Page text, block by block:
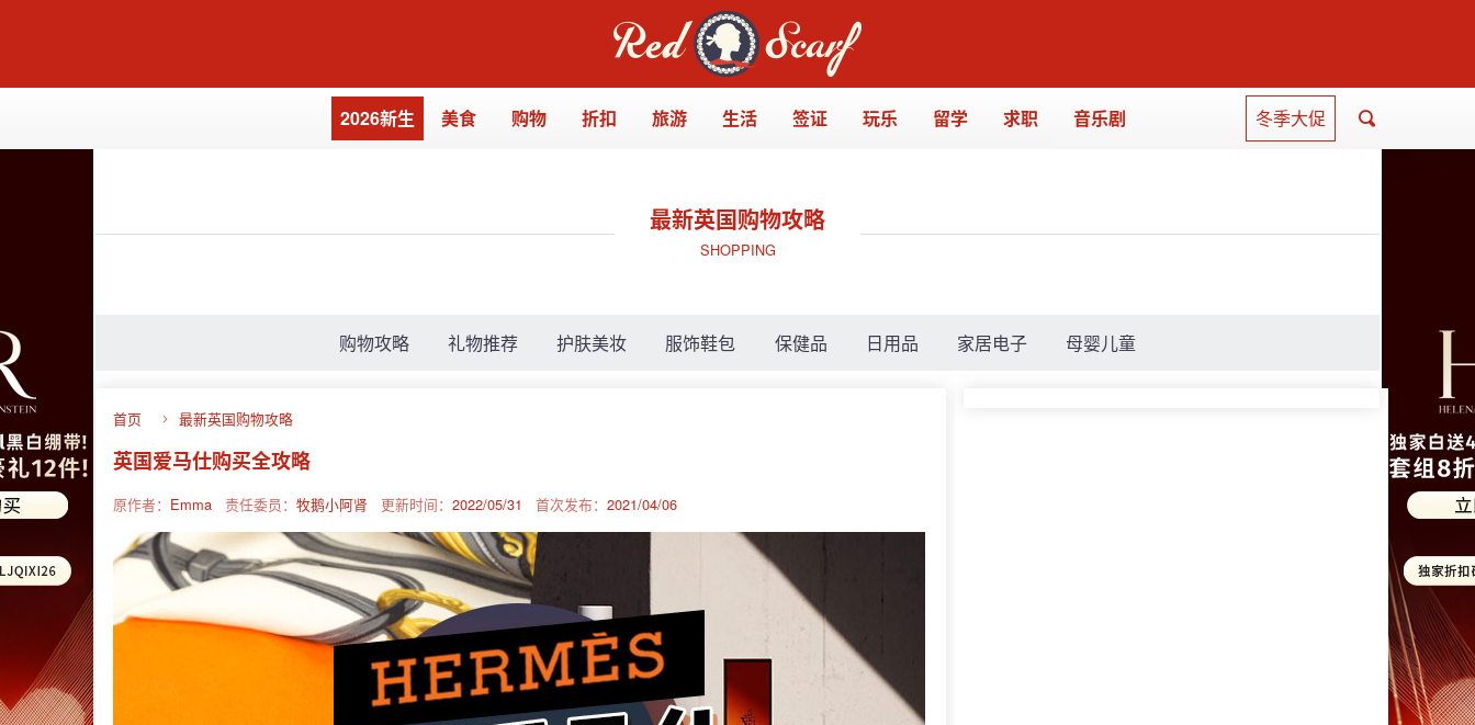
2026新生 美食 购物 折扣 旅游 生活 签证 玩乐 留学 求职 音乐剧 冬季大促
最新英国购物攻略
SHOPPING
购物攻略 礼物推荐 护肤美妆 服饰鞋包 保健品 日用品 家居电子 母婴儿童
首页 最新英国购物攻略
英国爱马仕购买全攻略
原作者： Emma 责任委员： 牧鹅小阿肾 更新时间： 2022/05/31 首次发布： 2021/04/06